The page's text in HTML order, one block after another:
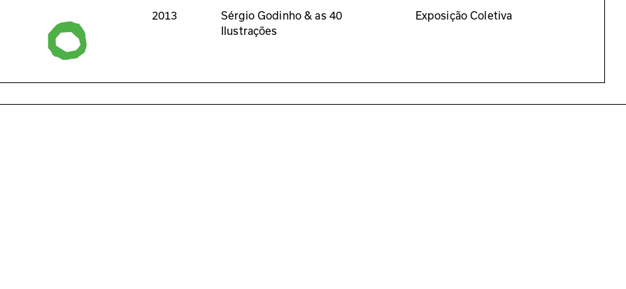
2013
Sérgio Godinho & as 40
Ilustrações
Exposição Coletiva